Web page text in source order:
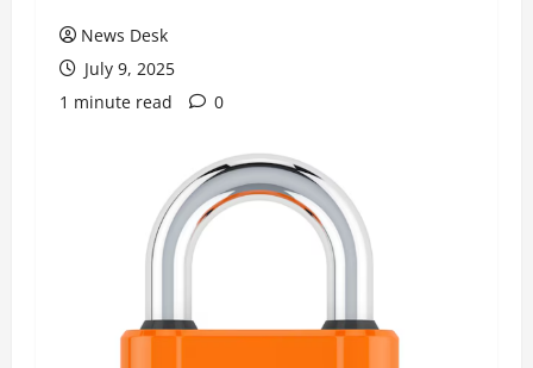
News Desk
July 9, 2025
1 minute read
0